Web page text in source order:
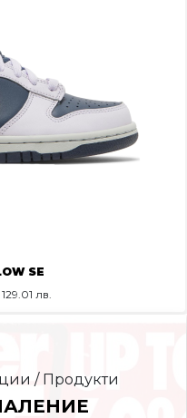
SE
лв.
/ Продукти